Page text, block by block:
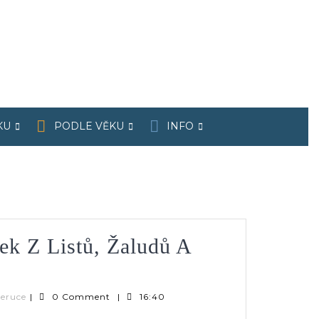
PODLE VĚKU INFO
Z Listů, Žaludů A
Verča
| 0 Comment | 16:40